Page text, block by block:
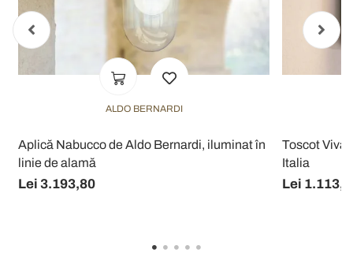
ALDO BERNARDI
Aplică Nabucco de Aldo Bernardi, iluminat în
linie de alamă
Lei 3.193,80
Toscot
Italia
Lei